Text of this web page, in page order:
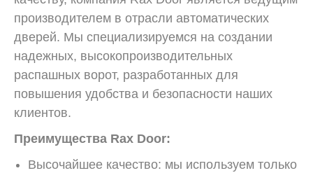
производителем в отрасли автоматических
дверей. Мы специализируемся на создании
надежных, высокопроизводительных
распашных ворот, разработанных для
повышения удобства и безопасности наших
клиентов.
Преимущества Rax Door:
Высочайшее качество: мы используем только